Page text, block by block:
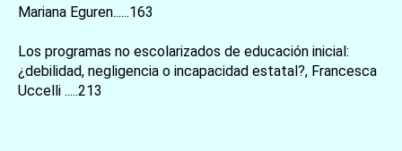
お買い物を続ける カートへ進む
Mariana Eguren......163
Los programas no escolarizados de educación inicial:
¿debilidad, negligencia o incapacidad estatal?, Francesca
Uccelli .....213